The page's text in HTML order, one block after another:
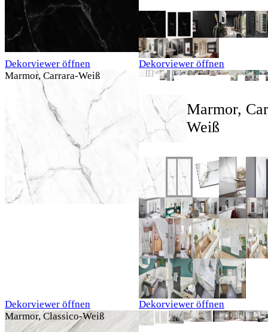
Dekorviewer öffnen
Dekorviewer öffnen
Marmor, Carrara-Weiß
Dekorviewer öffnen
Marmor,
Weiß
Dekorviewer öffnen
Marmor, Classico-Weiß